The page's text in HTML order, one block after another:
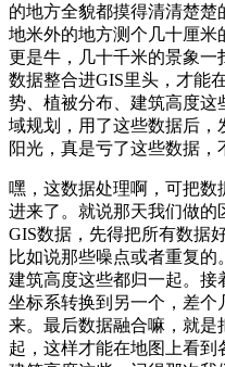
的地方全貌都摸得清清楚
地米外的地方测个几十厘米
更是牛，几十千米的景象一
数据整合进GIS里头，才能
势、植被分布、建筑高度这
域规划，用了这些数据后，
阳光，真是亏了这些数据，
嘿，这数据处理啊，可把
进来了。就说那天我们做的
GIS数据，先得把所有数据
比如说那些噪点或者重复的
建筑高度这些都归一起。接
坐标系转换到另一个，差个
来。最后数据融合嘛，就是
起，这样才能在地图上看到